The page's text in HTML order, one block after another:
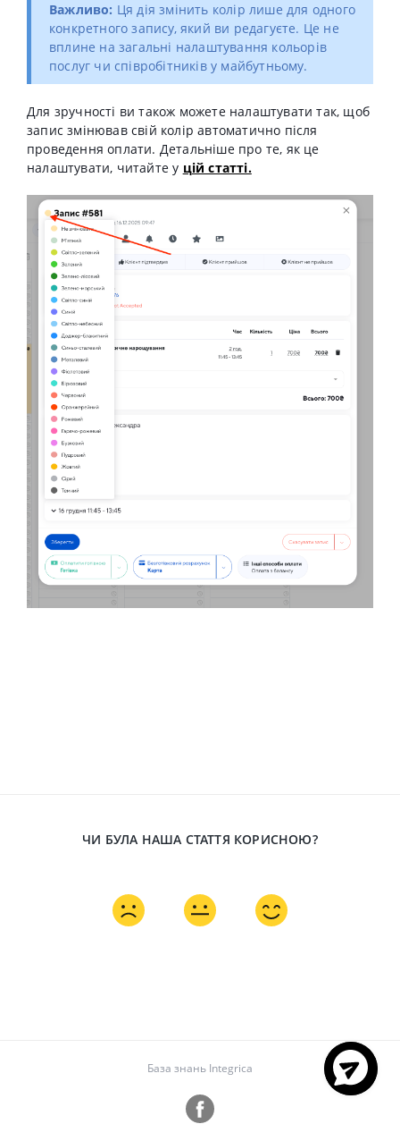
Важливо: Ця дія змінить колірлише для одного
конкретного запису, який ви редагуєте. Це не
вплине на загальні налаштування кольорів
послуг чи співробітників у майбутньому.
Для зручності ви також можете налаштувати так, щоб
запис змінював свій колір автоматично після
проведення оплати. Детальніше про те, як це
налаштувати, читайте у цій статті.
ЧИ БУЛА НАША СТАТТЯ КОРИСНОЮ?
База знань Integrica